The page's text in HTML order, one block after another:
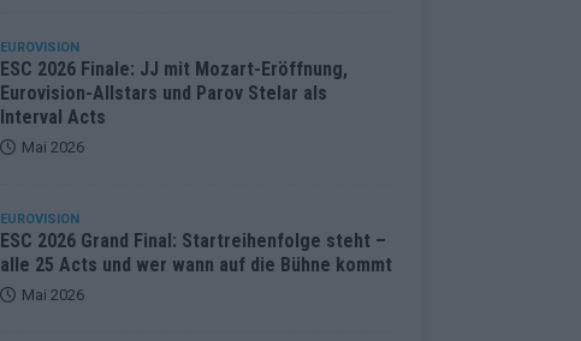
EUROVISION
ESC 2026 Finale: JJ mit Mozart-Eröffnung,
Eurovision-Allstars und Parov Stelar als
Interval Acts
Mai 2026
EUROVISION
ESC 2026 Grand Final: Startreihenfolge steht –
alle 25 Acts und wer wann auf die Bühne kommt
Mai 2026